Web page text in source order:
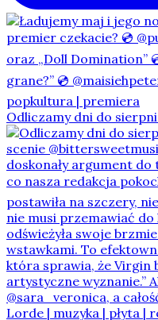
Odliczamy dni do